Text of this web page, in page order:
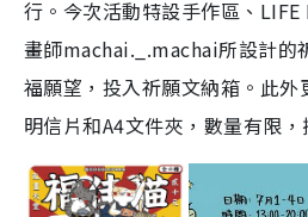
行。今次活動特設手作區、
畫師machai._.machai所設計的
福願望，投入祈願文納箱。此外
明信片和A4文件夾，數量有限，